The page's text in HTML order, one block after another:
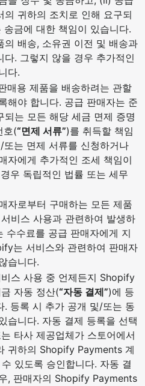
귀하의 조치로 인해 요구되
금에 대한 책임이 있습니다.
의 배송, 소유권 이전 및 배송과
. 그렇지 않을 경우 추가적인
다.
매용 제품을 배송하려는 관할
해야 합니다. 공급 판매자는 준
는 모든 해당 세금 면제 증명
호(“면제 서류”)를 취득할 책임
는 면제 서류를 신청하거나
자에게 추가적인 조세 책임이
우 독립적인 법률 또는 세무
자로부터 구매하는 모든 제품
비스 사용과 관련하여 발생하
수수료를 공급 판매자에게 지
는 서비스와 관련하여 판매자
습니다.
스 사용 중 언제든지 Shopify
자동 정산(“자동 결제”)에 등
. 등록 시 추가 공개 및/또는 동
습니다. 자동 결제 등록을 선택
타사 제공업체가 스토어에서
귀하의 Shopify Payments 계
있도록 승인합니다. 자동 결
, 판매자의 Shopify Payments